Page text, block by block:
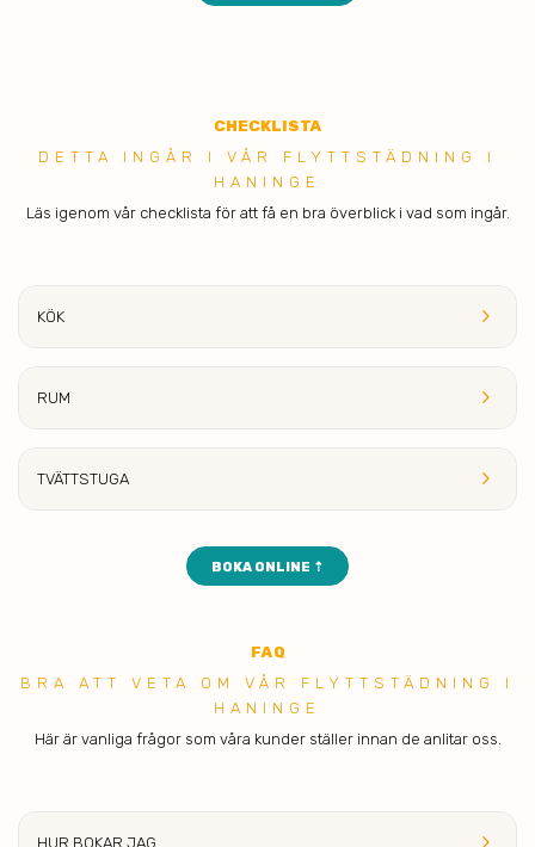
CHECKLISTA
DETTA ING ÅR I VÅR FLYTTSTÄDNING I
HANINGE
Läs igenom vår checklista för att få en bra överblick i vad som ingår.
keyboard_arrow_right
KÖK
keyboard_arrow_right
RUM
keyboard_arrow_right
TVÄTTSTUGA
BOKA ONLINE ⇡
FAQ
BRA ATT VET A OM VÅR FLYTTSTÄDNING I
HANINGE
Här är vanliga frågor som våra kunder ställer innan de anlitar oss.
HUR BOKAR JAG